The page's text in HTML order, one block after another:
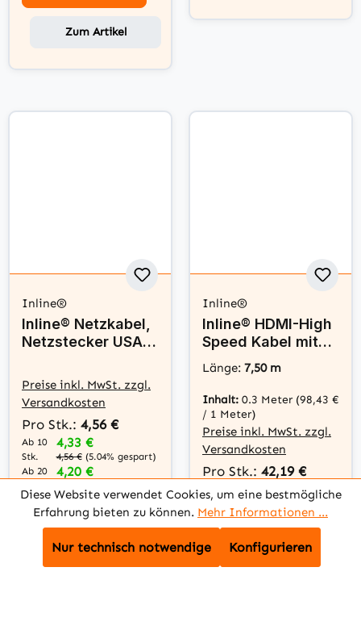
Zum Artikel
Inline®
Inline® Netzkabel,
Netzstecker USA
Stecker, 3m
Preise inkl. MwSt. zzgl.
Versandkosten
Pro Stk.: 4,56 €
Ab 10
Stk.
4,33 €
4,56 € (5.04% gespart)
Ab 20
4,20 €
Ab 50
Stk.
3,88 €
4,56 € (14.91%
gespart)
3,65 €
Inline®
Inline® HDMI-High
Speed Kabel mit
Ethernet, Premium,
4K2K, ST/ST,
schwarz, 7,5m
Länge: 7,50 m
Inhalt: 0.3 Meter (98,43 €
/ 1 Meter)
Preise inkl. MwSt. zzgl.
Versandkosten
Pro Stk.: 42,19 €
Stk.
39,24 €
42,19 €
(6.99%
gespart)
Ab 20
Stk.
37,97 €
42,19 € (10% gespart)
Diese Website verwendet Cookies, um eine bestmögliche
Erfahrung bieten zu können. Mehr Informationen ...
Nur technisch notwendige Konfigurieren